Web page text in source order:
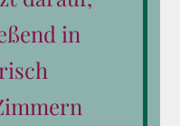
in